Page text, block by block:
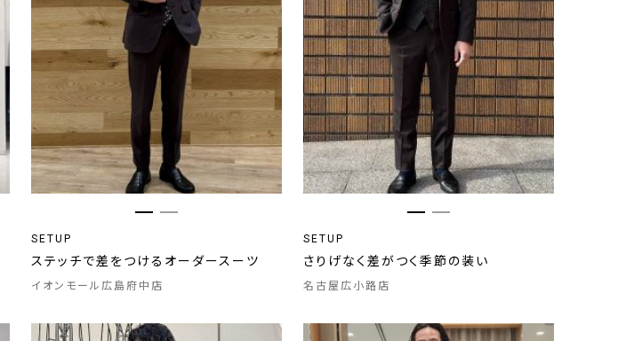
SETUP
ステッチで差をつけるオーダースーツ
イオンモール広島府中店
SETUP
さりげなく差がつく季節の装い
名古屋広小路店